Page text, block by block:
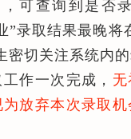
可查询到是否
”录取结果最晚将
密切关注系统内的
作一次完成，
放弃本次录取机